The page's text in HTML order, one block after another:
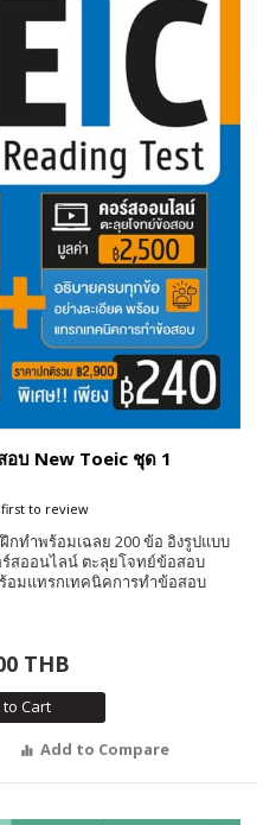
อบ New Toeic ชุด 1
to review
กทำพร้อมเฉลย 200 ข้อ อิงรูปแบบ
ร์สออนไลน์ ตะลุยโจทย์ข้อสอบ
อมแทรกเทคนิคการทำข้อสอบ
THB
Cart
Add to Compare